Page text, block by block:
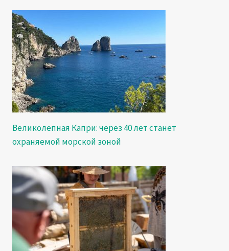
Великолепная Капри: через 40 лет станет
охраняемой морской зоной